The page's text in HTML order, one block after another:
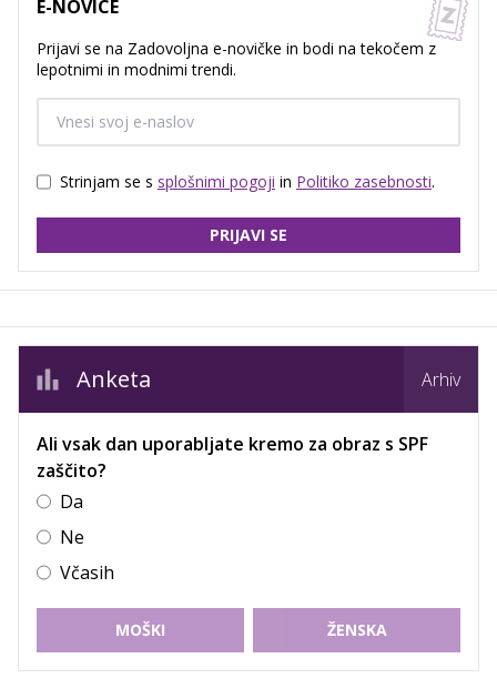
E-NOVICE
Prijavi se na Zadovoljna e-novičke in bodi na tekočem z
lepotnimi in modnimi trendi.
Strinjam se s splošnimi pogoji in Politiko zasebnosti.
PRIJAVI SE
Anketa Arhiv
Ali vsak dan uporabljate kremo za obraz s SPF
zaščito?
Da
Ne
Včasih
MOŠKI ŽENSKA